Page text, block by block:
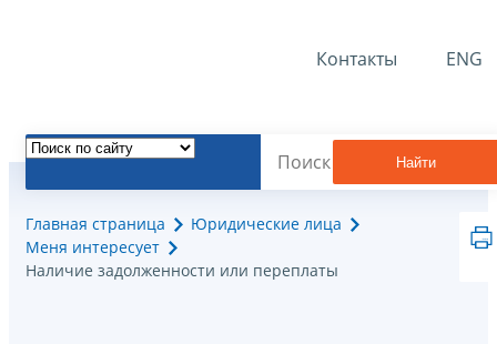
Контакты ENG
Найти
Главная страница
Юридические лица
Меня интересует
Наличие задолженности или переплаты